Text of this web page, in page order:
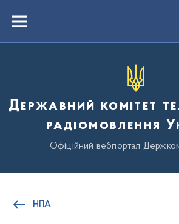
вмістуMenu
Державний комітет
радіомовлення
Офіційний вебпортал
НПА